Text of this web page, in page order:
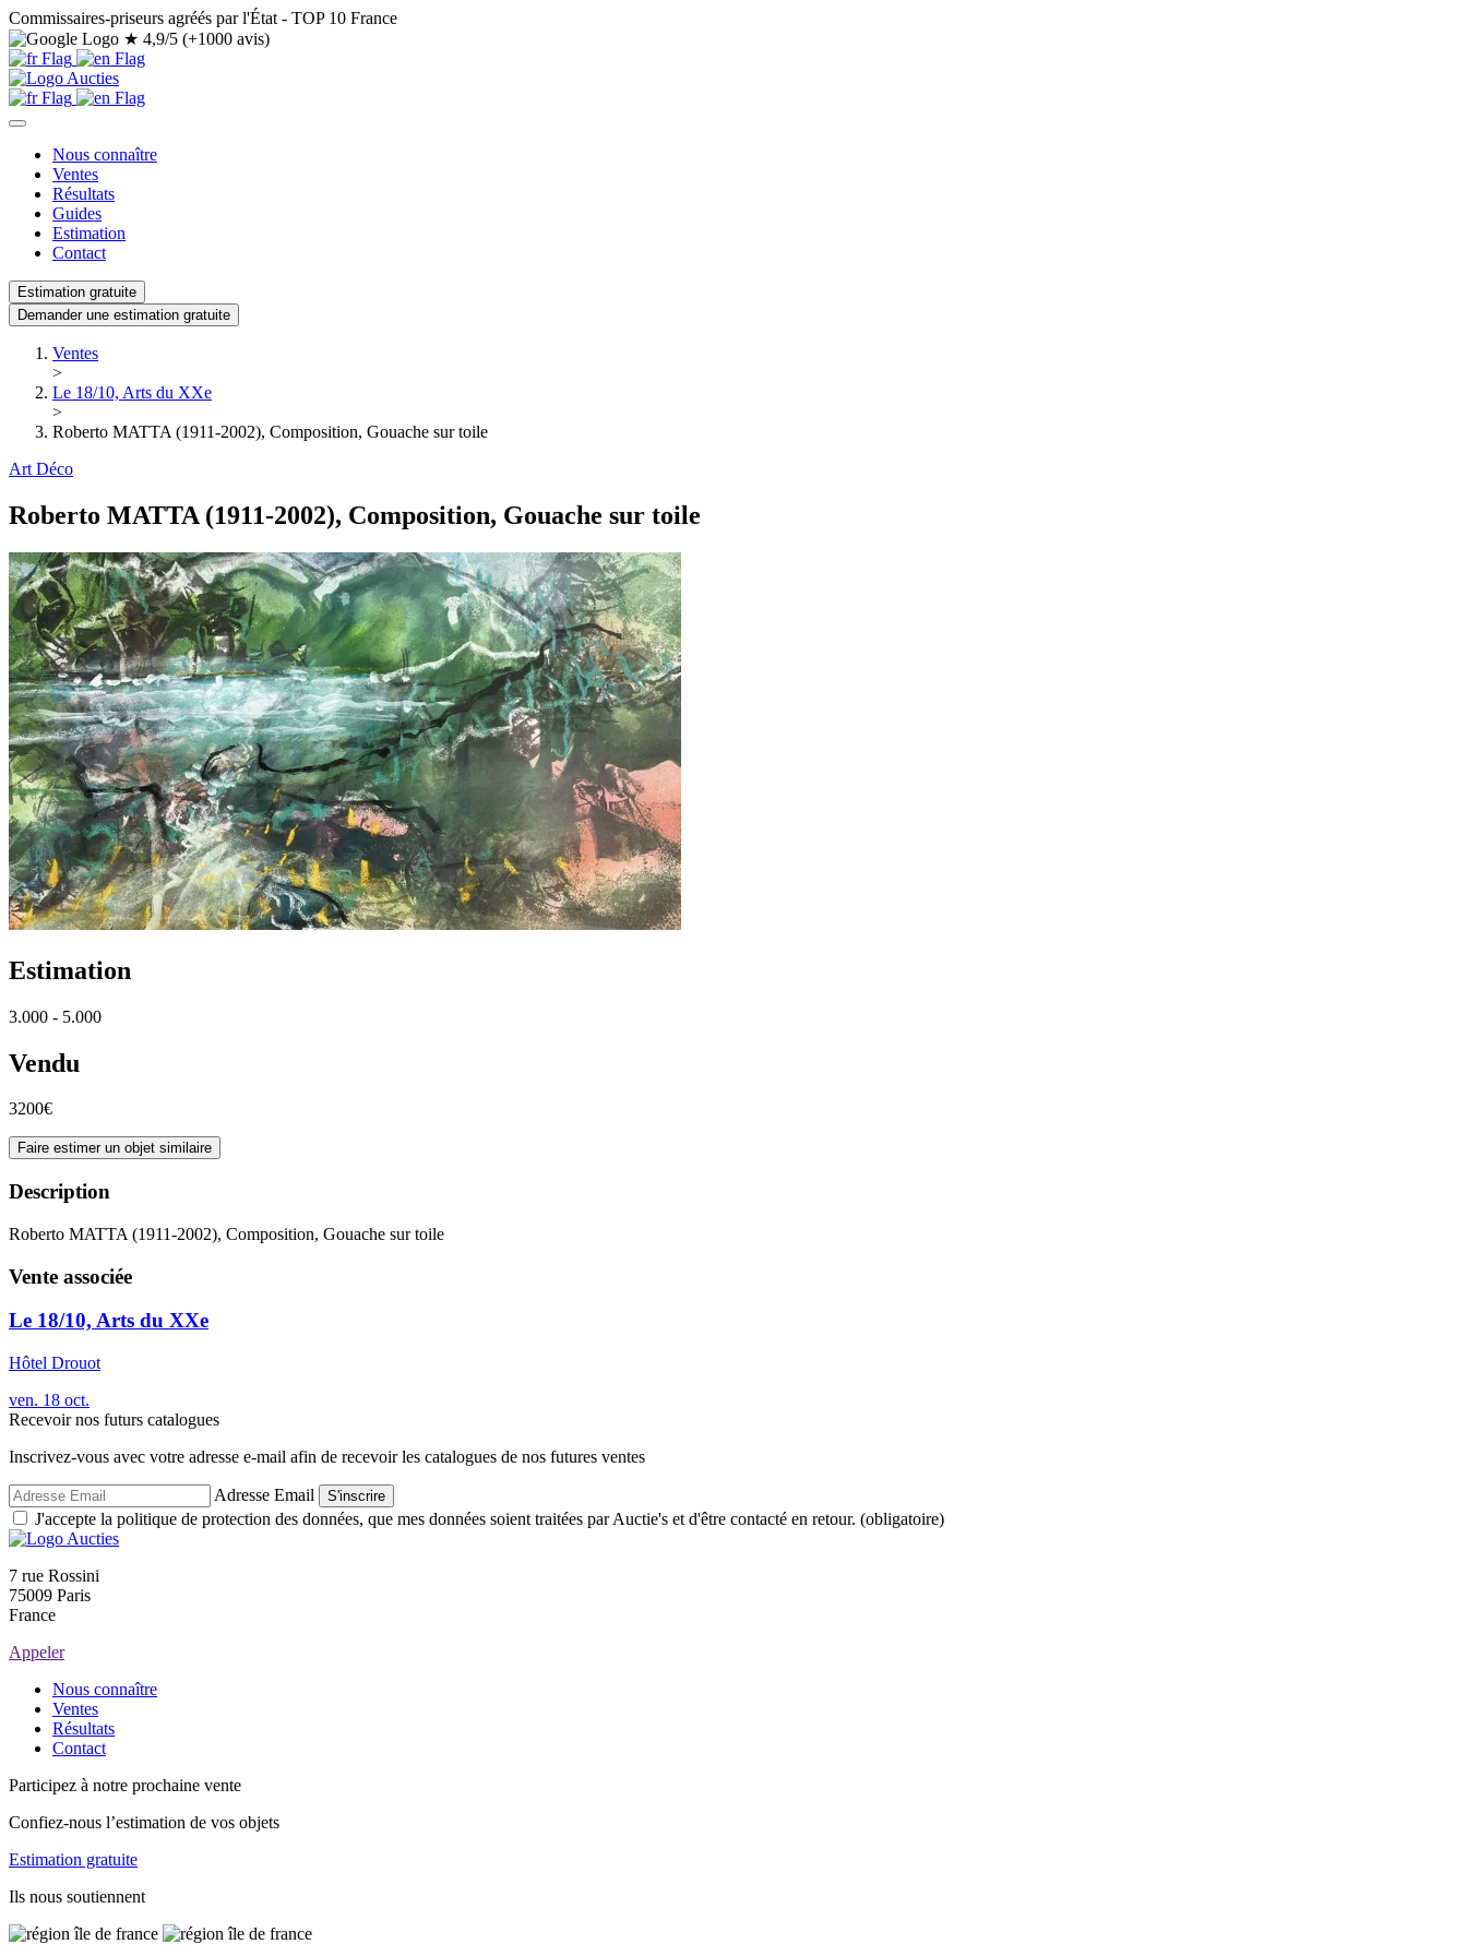
Commissaires-priseurs agréés par l'État - TOP 10 France
★ 4,9/5 (+1000 avis)
Nous connaître
Ventes
Résultats
Guides
Estimation
Contact
Estimation gratuite
Demander une estimation gratuite
Ventes
>
Le 18/10, Arts du XXe
>
Roberto MATTA (1911-2002), Composition, Gouache sur toile
Art Déco
Roberto MATTA (1911-2002), Composition, Gouache sur toile
Estimation
3.000 - 5.000
Vendu
3200€
Faire estimer un objet similaire
Description
Roberto MATTA (1911-2002), Composition, Gouache sur toile
Vente associée
Le 18/10, Arts du XXe
Hôtel Drouot
ven. 18 oct.
Recevoir nos futurs catalogues
Inscrivez-vous avec votre adresse e-mail afin de recevoir les catalogues de nos futures ventes
Adresse Email S'inscrire
J'accepte la politique de protection des données, que mes données soient traitées par Auctie's et d'être contacté en retour. (obligatoire)
7 rue Rossini
75009 Paris
France
Appeler
Nous connaître
Ventes
Résultats
Contact
Participez à notre prochaine vente
Confiez-nous l’estimation de vos objets
Estimation gratuite
Ils nous soutiennent